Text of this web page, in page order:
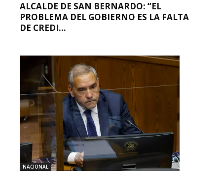
ALCALDE DE SAN BERNARDO: “EL
PROBLEMA DEL GOBIERNO ES LA FALTA
DE CREDI...
NACIONAL